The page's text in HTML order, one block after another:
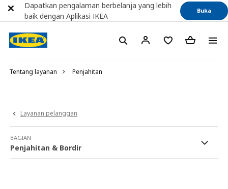
Tentang layanan Penjahitan
Layanan pelanggan
BAGIAN
Penjahitan & Bordir
Dapatkan pengalaman berbelanja yang lebih
baik dengan Aplikasi IKEA
Buka